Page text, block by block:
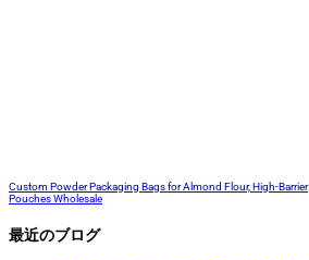
Custom Powder Packaging Bags for Almond Flour, High-Barrier
Pouches Wholesale
最近のブログ